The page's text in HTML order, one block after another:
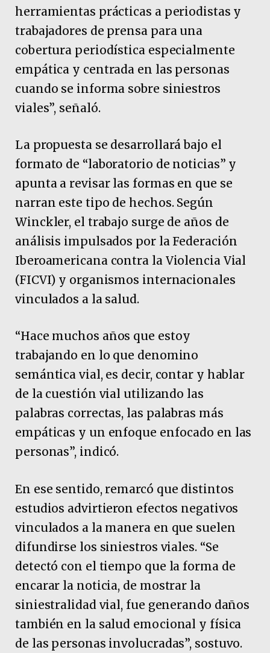
herramientas prácticas a periodistas y
trabajadores de prensa para una
cobertura periodística especialmente
empática y centrada en las personas
cuando se informa sobre siniestros
viales”, señaló.
La propuesta se desarrollará bajo el
formato de “laboratorio de noticias” y
apunta a revisar las formas en que se
narran este tipo de hechos. Según
Winckler, el trabajo surge de años de
análisis impulsados por la Federación
Iberoamericana contra la Violencia Vial
(FICVI) y organismos internacionales
vinculados a la salud.
“Hace muchos años que estoy
trabajando en lo que denomino
semántica vial, es decir, contar y hablar
de la cuestión vial utilizando las
palabras correctas, las palabras más
empáticas y un enfoque enfocado en las
personas”, indicó.
En ese sentido, remarcó que distintos
estudios advirtieron efectos negativos
vinculados a la manera en que suelen
difundirse los siniestros viales. “Se
detectó con el tiempo que la forma de
encarar la noticia, de mostrar la
siniestralidad vial, fue generando daños
también en la salud emocional y física
de las personas involucradas”, sostuvo.